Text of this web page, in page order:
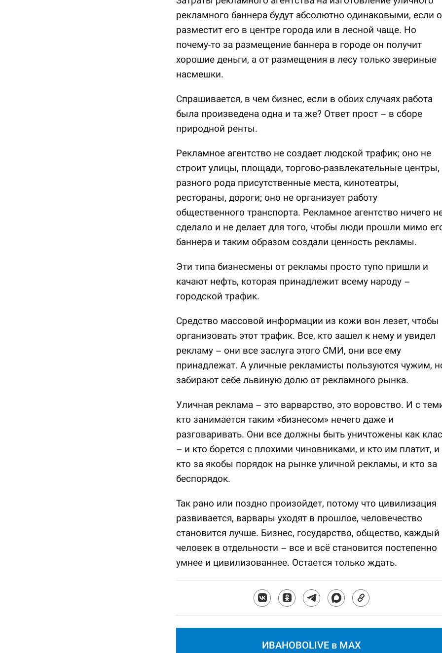
рекламного баннера будут абсолютно одинаковыми, если
разместит его в центре города или в лесной чаще. Но
почему-то за размещение баннера в городе он получит
хорошие деньги, а от размещения в лесу только звериные
насмешки.
Спрашивается, в чем бизнес, если в обоих случаях работа
была произведена одна и та же? Ответ прост – в сборе
природной ренты.
Рекламное агентство не создает людской трафик; оно не
строит улицы, площади, торгово-развлекательные центры,
разного рода присутственные места, кинотеатры,
рестораны, дороги; оно не организует работу
общественного транспорта. Рекламное агентство ничего
сделало и не делает для того, чтобы люди прошли мимо
баннера и таким образом создали ценность рекламы.
Эти типа бизнесмены от рекламы просто тупо пришли и
качают нефть, которая принадлежит всему народу –
городской трафик.
Средство массовой информации из кожи вон лезет, чтобы
организовать этот трафик. Все, кто зашел к нему и увидел
рекламу – они все заслуга этого СМИ, они все ему
принадлежат. А уличные рекламисты пользуются чужим,
забирают себе львиную долю от рекламного рынка.
Уличная реклама – это варварство, это воровство. И с
кто занимается таким «бизнесом» нечего даже и
разговаривать. Они все должны быть уничтожены как
– и кто борется с плохими чиновниками, и кто им платит, и
кто за якобы порядок на рынке уличной рекламы, и кто за
беспорядок.
Так рано или поздно произойдет, потому что цивилизация
развивается, варвары уходят в прошлое, человечество
становится лучше. Бизнес, государство, общество, каждый
человек в отдельности – все и всё становится постепенно
умнее и цивилизованнее. Остается только ждать.
ИВАНОВОLIVE в MAX